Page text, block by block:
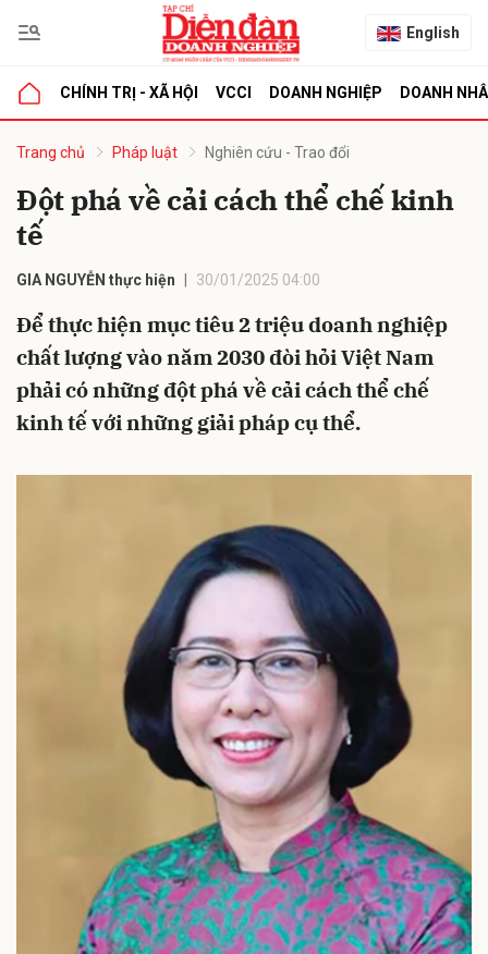
English
CHÍNH TRỊ - XÃ HỘI VCCI DOANH NGHIỆP DOANH
Trang chủ Pháp luật Nghiên cứu - Trao đổi
Đột phá về cải cách thể chế kinh
tế
GIA NGUYỄN thực hiện 30/01/2025 04:00
Để thực hiện mục tiêu 2 triệu doanh nghiệp
chất lượng vào năm 2030 đòi hỏi Việt Nam
phải có những đột phá về cải cách thể chế
kinh tế với những giải pháp cụ thể.
luận
Hủy